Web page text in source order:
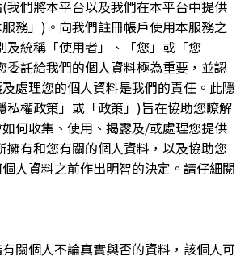
我們將本平台以及我們在本平台中提供
務」)。向我們註冊帳戶使用本服務之
及統稱「使用者」、「您」或「您
委託給我們的個人資料極為重要，並認
處理您的個人資料是我們的責任。此隱
私權政策」或「政策」)旨在協助您瞭解
何收集、使用、揭露及/或處理您提供
擁有和您有關的個人資料，以及協助您
人資料之前作出明智的決定。請仔細閱
有關個人不論真實與否的資料，該個人可